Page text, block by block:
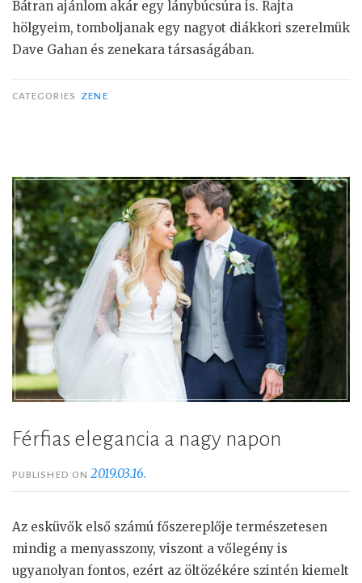
Bátran ajánlom akár egy lánybúcsúra is. Rajta
hölgyeim, tomboljanak egy nagyot diákkori szerelmük
Dave Gahan és zenekara társaságában.
CATEGORIES ZENE
Férfias elegancia a nagy napon
PUBLISHED ON2019.03.16.
Az esküvők első számú főszereplője természetesen
mindig a menyasszony, viszont a vőlegény is
ugyanolyan fontos, ezért az öltözékére szintén kiemelt